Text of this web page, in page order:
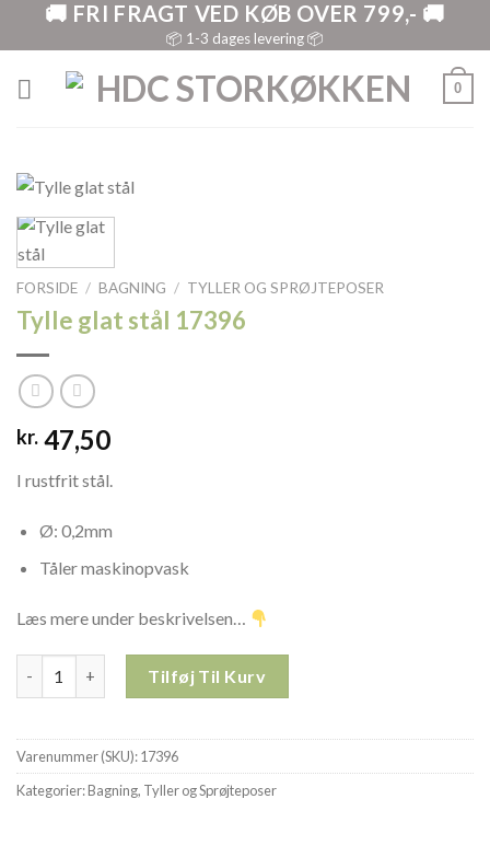
🚚 FRI FRAGT VED KØB OVER 799,- 🚚
📦 1-3 dages levering 📦
0
FORSIDE / BAGNING / TYLLER OG SPRØJTEPOSER
Tylle glat stål 17396
kr. 47,50
I rustfrit stål.
Ø: 0,2mm
Tåler maskinopvask
Læs mere under beskrivelsen…
Tilføj Til Kurv
Varenummer (SKU):17396
Kategorier:Bagning, Tyller og Sprøjteposer